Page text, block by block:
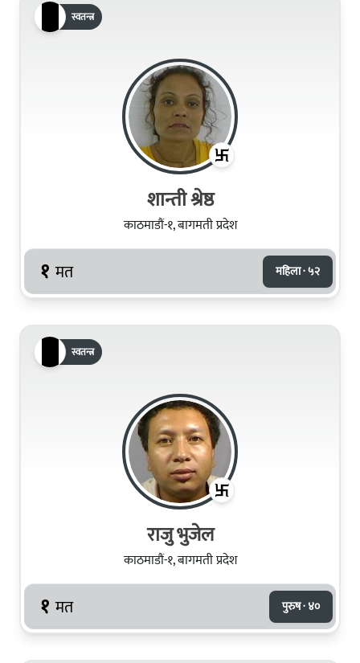
स्वतन्त्र
शान्ती श्रेष्ठ
काठमाडौं-१, बागमती प्रदेश
१ मत महिला · ५२
स्वतन्त्र
राजु भुजेल
काठमाडौं-१, बागमती प्रदेश
१ मत पुरुष · ४०